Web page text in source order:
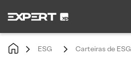
ESG Carteiras de ESG